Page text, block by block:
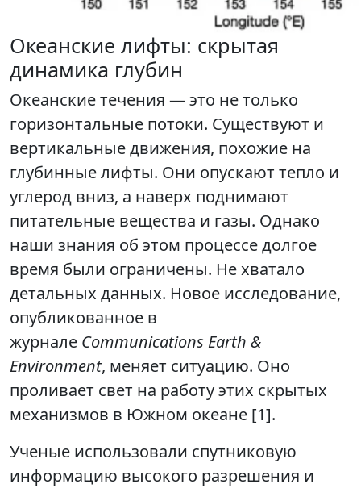
Океанские лифты: скрытая
динамика глубин
Океанские течения — это не только
горизонтальные потоки. Существуют и
вертикальные движения, похожие на
глубинные лифты. Они опускают тепло и
углерод вниз, а наверх поднимают
питательные вещества и газы. Однако
наши знания об этом процессе долгое
время были ограничены. Не хватало
детальных данных. Новое исследование,
опубликованное в
журнале Communications Earth &
Environment, меняет ситуацию. Оно
проливает свет на работу этих скрытых
механизмов в Южном океане [1].
Ученые использовали спутниковую
информацию высокого разрешения и